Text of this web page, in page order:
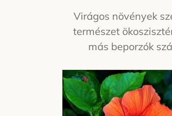
Virágos növények
természet
más beporzók